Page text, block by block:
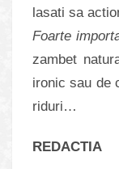
lasati sa
Foarte
zambet
ironic sau de
riduri…
REDACTIA